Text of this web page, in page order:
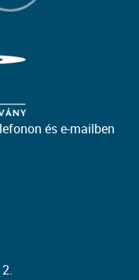
és e-mailben